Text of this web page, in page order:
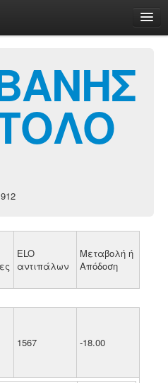
ELO
αντιπάλων
Μεταβολή ή
Απόδοση
1567 -18.00